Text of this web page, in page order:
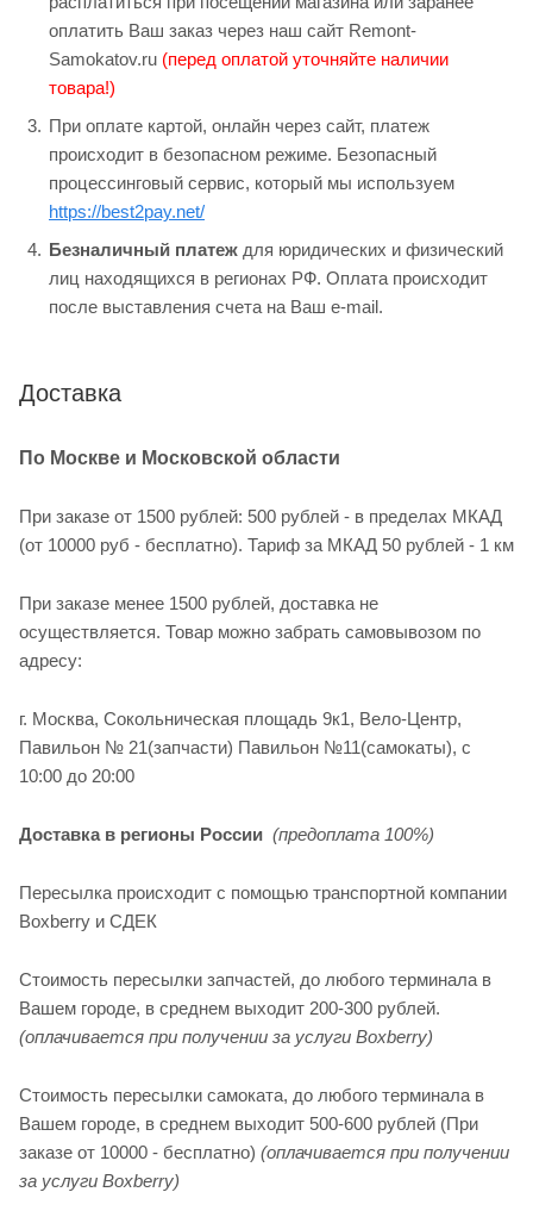
оплатить Ваш заказ через наш сайт Remont-
Samokatov.ru (перед оплатой уточняйте наличии
товара!)
При оплате картой, онлайн через сайт, платеж
происходит в безопасном режиме. Безопасный
процессинговый сервис, который мы используем
https://best2pay.net/
Безналичный платеж для юридических и физический
лиц находящихся в регионах РФ. Оплата происходит
после выставления счета на Ваш e-mail.
Доставка
По Москве и Московской области
При заказе от 1500 рублей: 500 рублей - в пределах МКАД
(от 10000 руб - бесплатно). Тариф за МКАД 50 рублей - 1 км
При заказе менее 1500 рублей, доставка не
осуществляется. Товар можно забрать самовывозом по
адресу:
г. Москва, Сокольническая площадь 9к1, Вело-Центр,
Павильон № 21(запчасти) Павильон №11(cамокаты), с
10:00 до 20:00
Доставка в регионы России (предоплата 100%)
Пересылка происходит с помощью транспортной компании
Boxberry и СДЕК
Стоимость пересылки запчастей, до любого терминала в
Вашем городе, в среднем выходит 200-300 рублей.
(оплачивается при получении за услуги Boxberry)
Стоимость пересылки самоката, до любого терминала в
Вашем городе, в среднем выходит 500-600 рублей (При
заказе от 10000 - бесплатно) (оплачивается при получении
за услуги Boxberry)